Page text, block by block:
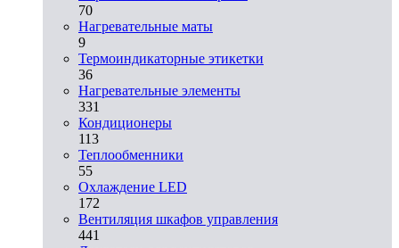
70
Нагревательные маты
9
Термоиндикаторные этикетки
36
Нагревательные элементы
331
Кондиционеры
113
Теплообменники
55
Охлаждение LED
172
Вентиляция шкафов управления
441